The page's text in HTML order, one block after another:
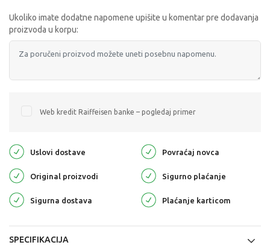
Ukoliko imate dodatne napomene upišite u komentar pre dodavanja
proizvoda u korpu:
Web kredit Raiffeisen banke – pogledaj primer
Uslovi dostave Povraćaj novca
Original proizvodi Sigurno plaćanje
Sigurna dostava Plaćanje karticom
SPECIFIKACIJA